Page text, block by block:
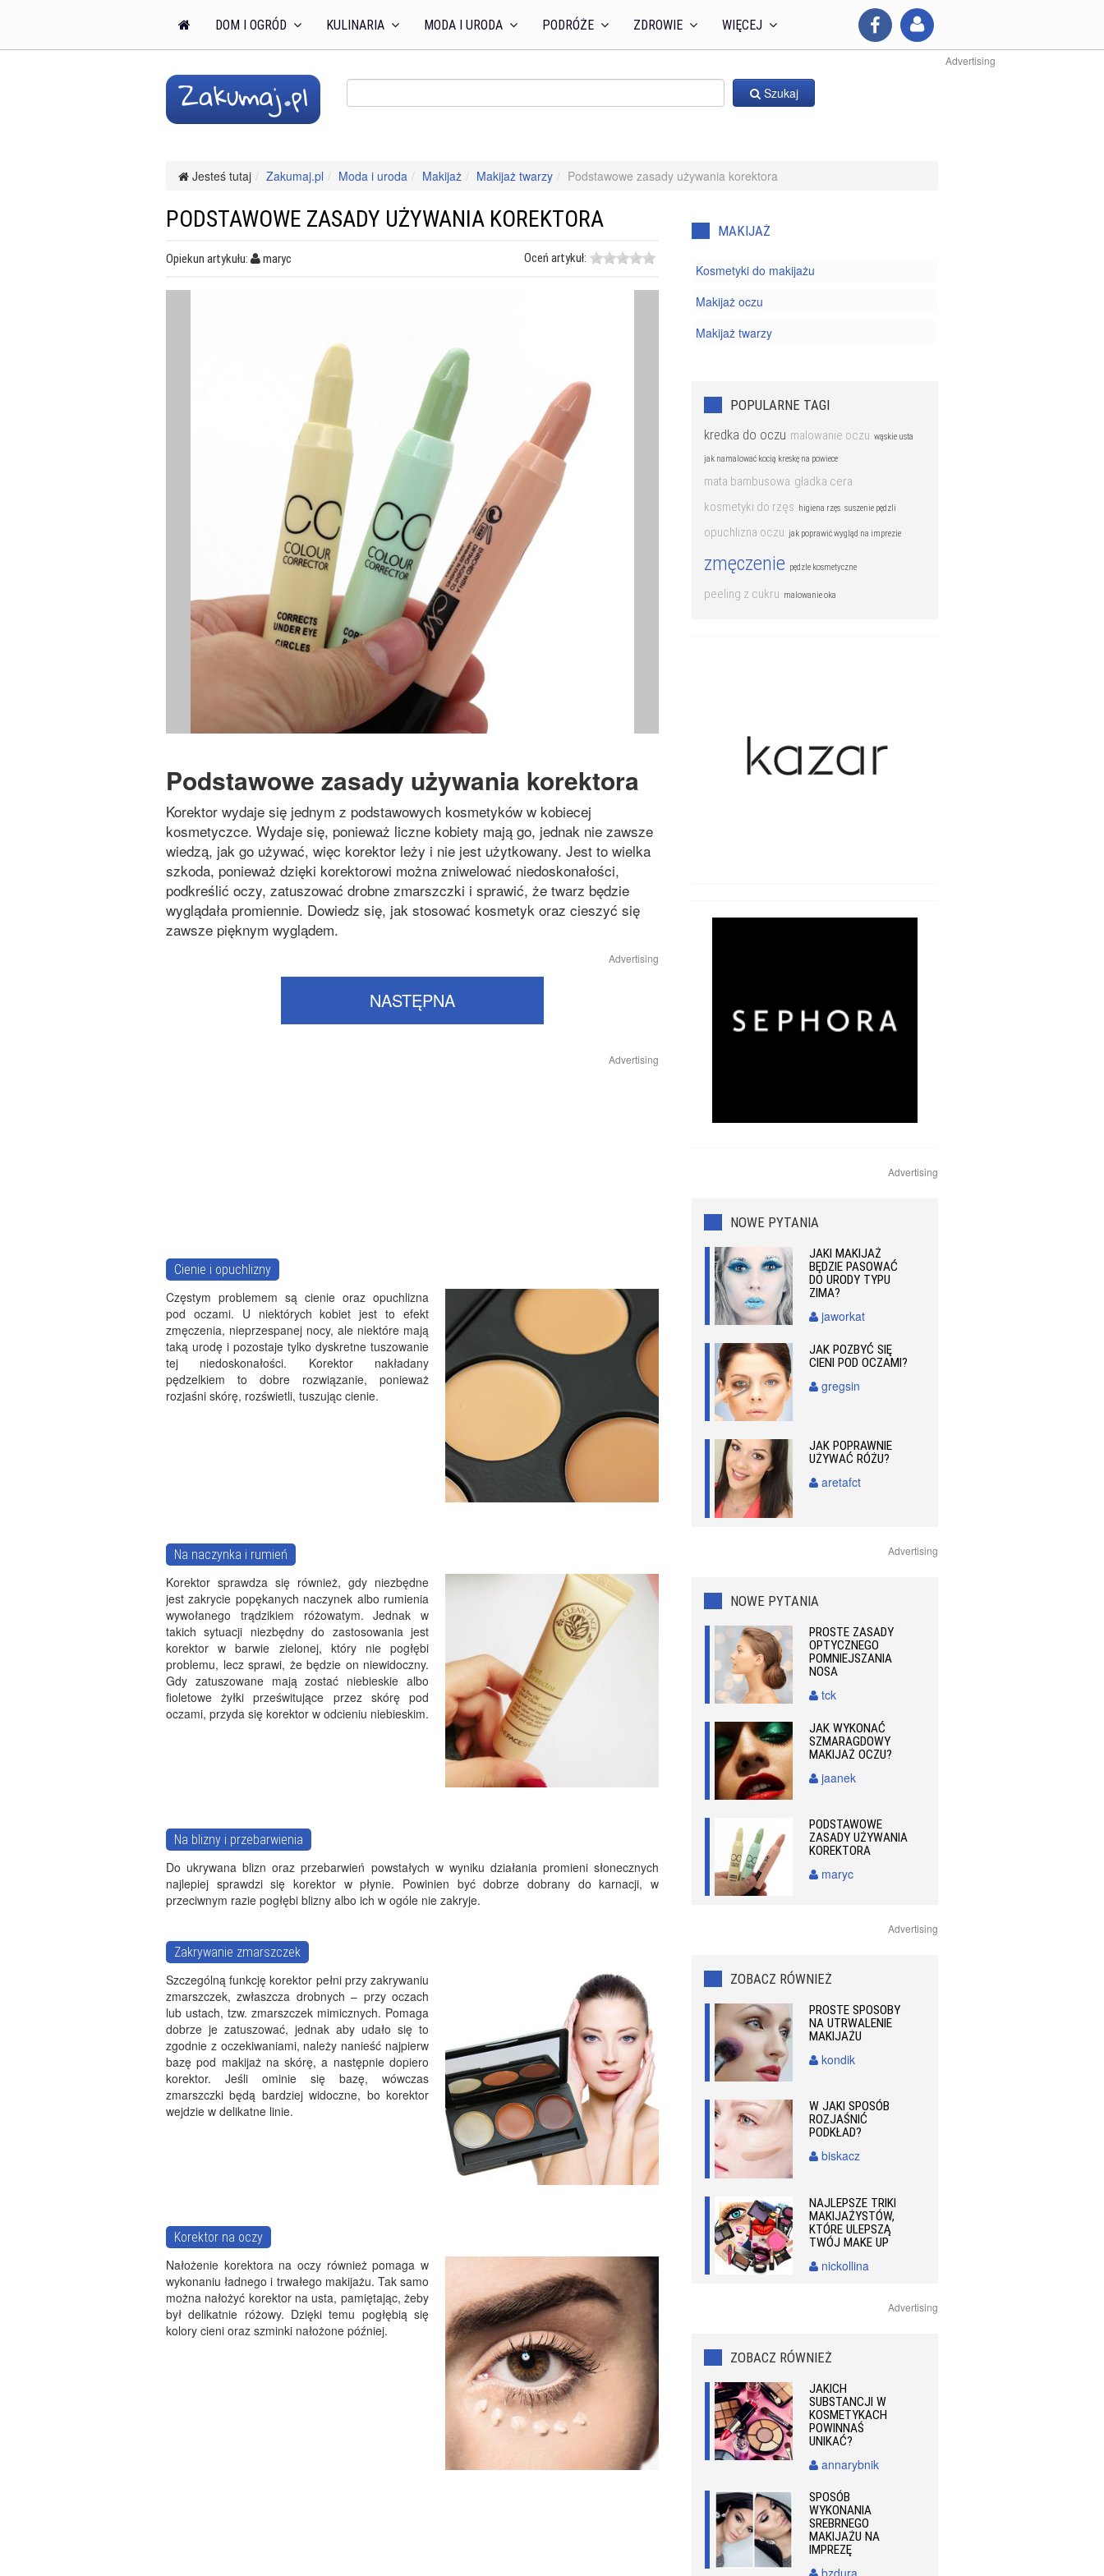
DOM I OGRÓD KULINARIA MODA I URODA PODRÓŻE ZDROWIE WIĘCEJ
Advertising
Szukaj
Jesteś tutaj Zakumaj.pl Moda i uroda Makijaż Makijaż twarzy Podstawowe zasady używania korektora
PODSTAWOWE ZASADY UŻYWANIA KOREKTORA
Opiekun artykułu: maryc Oceń artykuł:
Podstawowe zasady używania korektora
Korektor wydaje się jednym z podstawowych kosmetyków w kobiecej
kosmetyczce. Wydaje się, ponieważ liczne kobiety mają go, jednak nie zawsze
wiedzą, jak go używać, więc korektor leży i nie jest użytkowany. Jest to wielka
szkoda, ponieważ dzięki korektorowi można zniwelować niedoskonałości,
podkreślić oczy, zatuszować drobne zmarszczki i sprawić, że twarz będzie
wyglądała promiennie. Dowiedz się, jak stosować kosmetyk oraz cieszyć się
zawsze pięknym wyglądem.
Advertising
NASTĘPNA
Advertising
Cienie i opuchlizny
Częstym problemem są cienie oraz opuchlizna
pod oczami. U niektórych kobiet jest to efekt
zmęczenia, nieprzespanej nocy, ale niektóre mają
taką urodę i pozostaje tylko dyskretne tuszowanie
tej niedoskonałości. Korektor nakładany
pędzelkiem to dobre rozwiązanie, ponieważ
rozjaśni skórę, rozświetli, tuszując cienie.
Na naczynka i rumień
Korektor sprawdza się również, gdy niezbędne
jest zakrycie popękanych naczynek albo rumienia
wywołanego trądzikiem różowatym. Jednak w
takich sytuacji niezbędny do zastosowania jest
korektor w barwie zielonej, który nie pogłębi
problemu, lecz sprawi, że będzie on niewidoczny.
Gdy zatuszowane mają zostać niebieskie albo
fioletowe żyłki prześwitujące przez skórę pod
oczami, przyda się korektor w odcieniu niebieskim.
Na blizny i przebarwienia
Do ukrywana blizn oraz przebarwień powstałych w wyniku działania promieni słonecznych
najlepiej sprawdzi się korektor w płynie. Powinien być dobrze dobrany do karnacji, w
przeciwnym razie pogłębi blizny albo ich w ogóle nie zakryje.
Zakrywanie zmarszczek
Szczególną funkcję korektor pełni przy zakrywaniu
zmarszczek, zwłaszcza drobnych – przy oczach
lub ustach, tzw. zmarszczek mimicznych. Pomaga
dobrze je zatuszować, jednak aby udało się to
zgodnie z oczekiwaniami, należy nanieść najpierw
bazę pod makijaż na skórę, a następnie dopiero
korektor. Jeśli ominie się bazę, wówczas
zmarszczki będą bardziej widoczne, bo korektor
wejdzie w delikatne linie.
Korektor na oczy
Nałożenie korektora na oczy również pomaga w
wykonaniu ładnego i trwałego makijażu. Tak samo
można nałożyć korektor na usta, pamiętając, żeby
był delikatnie różowy. Dzięki temu pogłębią się
kolory cieni oraz szminki nałożone później.
MAKIJAŻ
Kosmetyki do makijażu
Makijaż oczu
Makijaż twarzy
POPULARNE TAGI
kredka do oczu malowanie oczu wąskie usta
jak namalować kocią kreskę na powiece
mata bambusowa gładka cera
kosmetyki do rzęs higiena rzęs suszenie pędzli
opuchlizna oczu jak poprawić wygląd na imprezie
zmęczenie pędzle kosmetyczne
peeling z cukru malowanie oka
Advertising
NOWE PYTANIA
JAKI MAKIJAŻ
BĘDZIE PASOWAĆ
DO URODY TYPU
ZIMA?
jaworkat
JAK POZBYĆ SIĘ
CIENI POD OCZAMI?
gregsin
JAK POPRAWNIE
UŻYWAĆ RÓŻU?
aretafct
Advertising
NOWE PYTANIA
PROSTE ZASADY
OPTYCZNEGO
POMNIEJSZANIA
NOSA
tck
JAK WYKONAĆ
SZMARAGDOWY
MAKIJAŻ OCZU?
jaanek
PODSTAWOWE
ZASADY UŻYWANIA
KOREKTORA
maryc
Advertising
ZOBACZ RÓWNIEŻ
PROSTE SPOSOBY
NA UTRWALENIE
MAKIJAŻU
kondik
W JAKI SPOSÓB
ROZJAŚNIĆ
PODKŁAD?
biskacz
NAJLEPSZE TRIKI
MAKIJAŻYSTÓW,
KTÓRE ULEPSZĄ
TWÓJ MAKE UP
nickollina
Advertising
ZOBACZ RÓWNIEŻ
JAKICH
SUBSTANCJI W
KOSMETYKACH
POWINNAŚ
UNIKAĆ?
annarybnik
SPOSÓB
WYKONANIA
SREBRNEGO
MAKIJAŻU NA
IMPREZĘ
bzdura